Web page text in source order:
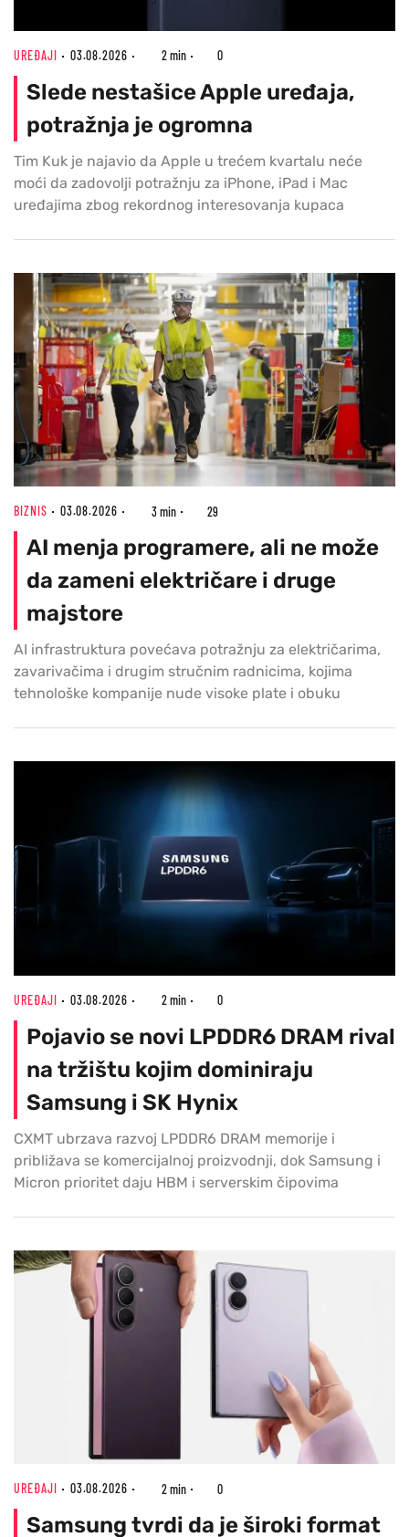
UREĐAJI 03.08.2026 2 min 0
Slede nestašice Apple uređaja,
potražnja je ogromna
Tim Kuk je najavio da Apple u trećem kvartalu neće
moći da zadovolji potražnju za iPhone, iPad i Mac
uređajima zbog rekordnog interesovanja kupaca
BIZNIS 03.08.2026 3 min 29
AI menja programere, ali ne može
da zameni električare i druge
majstore
AI infrastruktura povećava potražnju za električarima,
zavarivačima i drugim stručnim radnicima, kojima
tehnološke kompanije nude visoke plate i obuku
UREĐAJI 03.08.2026 2 min 0
Pojavio se novi LPDDR6 DRAM rival
na tržištu kojim dominiraju
Samsung i SK Hynix
CXMT ubrzava razvoj LPDDR6 DRAM memorije i
približava se komercijalnoj proizvodnji, dok Samsung i
Micron prioritet daju HBM i serverskim čipovima
UREĐAJI 03.08.2026 2 min 0
Samsung tvrdi da je široki format